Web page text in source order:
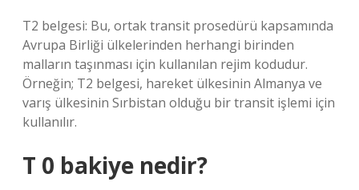
T2 belgesi: Bu, ortak transit prosedürü kapsamında
Avrupa Birliği ülkelerinden herhangi birinden
malların taşınması için kullanılan rejim kodudur.
Örneğin; T2 belgesi, hareket ülkesinin Almanya ve
varış ülkesinin Sırbistan olduğu bir transit işlemi için
kullanılır.
T 0 bakiye nedir?